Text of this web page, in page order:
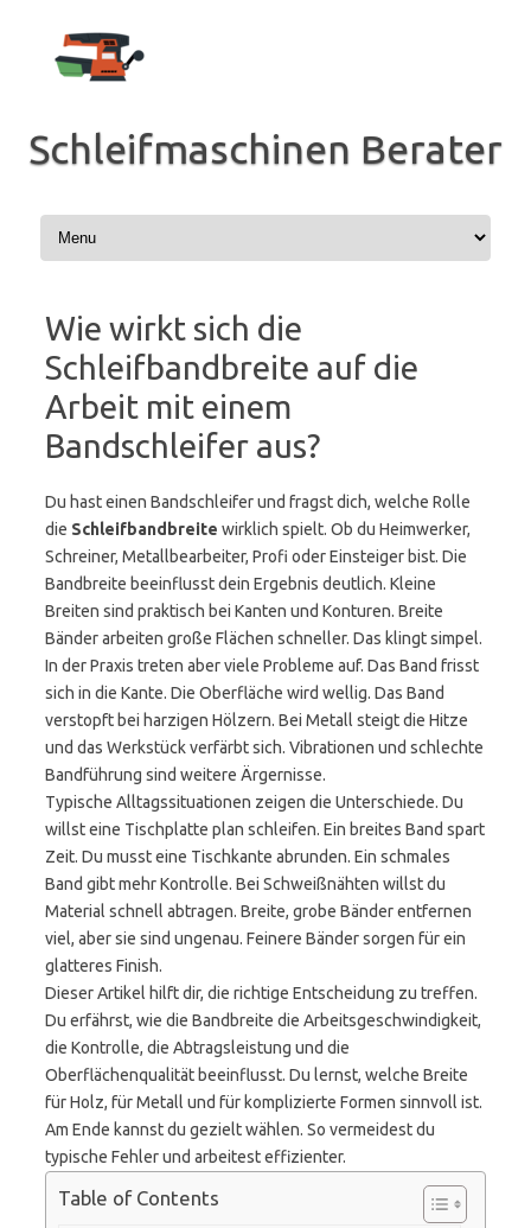
springen
Schleifmaschinen Berater
Wie wirkt sich die
Schleifbandbreite auf die
Arbeit mit einem
Bandschleifer aus?
Du hast einen Bandschleifer und fragst dich, welche Rolle
die Schleifbandbreite wirklich spielt. Ob du Heimwerker,
Schreiner, Metallbearbeiter, Profi oder Einsteiger bist. Die
Bandbreite beeinflusst dein Ergebnis deutlich. Kleine
Breiten sind praktisch bei Kanten und Konturen. Breite
Bänder arbeiten große Flächen schneller. Das klingt simpel.
In der Praxis treten aber viele Probleme auf. Das Band frisst
sich in die Kante. Die Oberfläche wird wellig. Das Band
verstopft bei harzigen Hölzern. Bei Metall steigt die Hitze
und das Werkstück verfärbt sich. Vibrationen und schlechte
Bandführung sind weitere Ärgernisse.
Typische Alltagssituationen zeigen die Unterschiede. Du
willst eine Tischplatte plan schleifen. Ein breites Band spart
Zeit. Du musst eine Tischkante abrunden. Ein schmales
Band gibt mehr Kontrolle. Bei Schweißnähten willst du
Material schnell abtragen. Breite, grobe Bänder entfernen
viel, aber sie sind ungenau. Feinere Bänder sorgen für ein
glatteres Finish.
Dieser Artikel hilft dir, die richtige Entscheidung zu treffen.
Du erfährst, wie die Bandbreite die Arbeitsgeschwindigkeit,
die Kontrolle, die Abtragsleistung und die
Oberflächenqualität beeinflusst. Du lernst, welche Breite
für Holz, für Metall und für komplizierte Formen sinnvoll ist.
Am Ende kannst du gezielt wählen. So vermeidest du
typische Fehler und arbeitest effizienter.
Table of Contents